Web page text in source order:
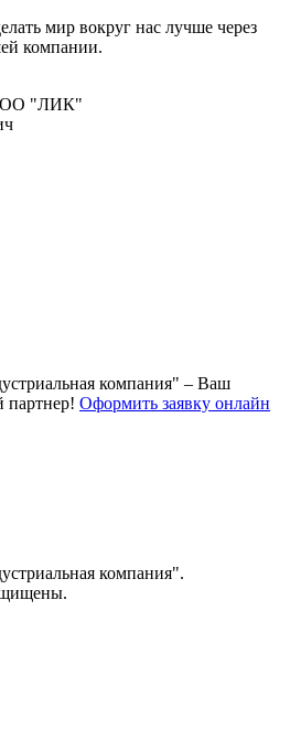
мир вокруг нас лучше через
компании.
"ЛИК"
компания" – Ваш
Оформить заявку онлайн
компания".